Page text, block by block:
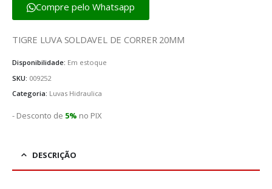
Compre pelo Whatsapp
TIGRE LUVA SOLDAVEL DE CORRER 20MM
Disponibilidade: Em estoque
SKU: 009252
Categoria: Luvas Hidraulica
- Desconto de 5% no PIX
DESCRIÇÃO